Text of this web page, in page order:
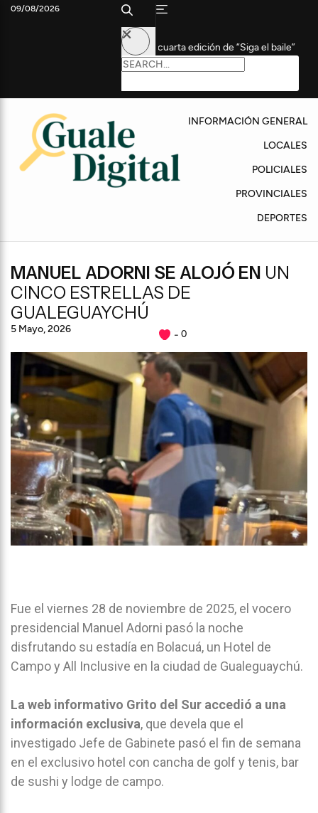
participaron de la cuarta edición de “Siga el baile”
09/08/2026
INFORMACIÓN GENERAL
LOCALES
POLICIALES
PROVINCIALES
DEPORTES
MANUEL ADORNI SE ALOJÓ EN UN
CINCO ESTRELLAS DE
GUALEGUAYCHÚ
5 Mayo, 2026 0
Fue el viernes 28 de noviembre de 2025, el vocero
presidencial Manuel Adorni pasó la noche
disfrutando su estadía en Bolacuá, un Hotel de
Campo y All Inclusive en la ciudad de Gualeguaychú.
La web informativo Grito del Sur accedió a una
información exclusiva, que devela que el
investigado Jefe de Gabinete pasó el fin de semana
en el exclusivo hotel con cancha de golf y tenis, bar
de sushi y lodge de campo.